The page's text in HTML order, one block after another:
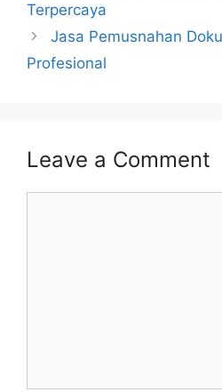
Terpercaya
Jasa Pemusnahan
Profesional
Leave a Comment